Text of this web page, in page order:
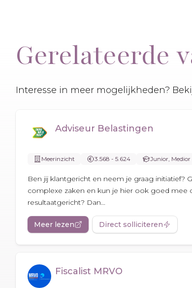
Gerelateerde
Interesse in meer mogelijkheden?
Adviseur Belastingen
Meerinzicht 3.568 - 5.624 Junior, Medior
Ben jij klantgericht en neem je graag initiatief?
complexe zaken en kun je hier ook goed mee
resultaatgericht? Dan...
Meer lezen Direct solliciteren
Fiscalist MRVO